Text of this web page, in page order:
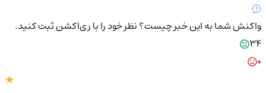
واکنش شما به این خبر چیست؟نظر خود را با ری‌اکشن ثبت کنید.
34